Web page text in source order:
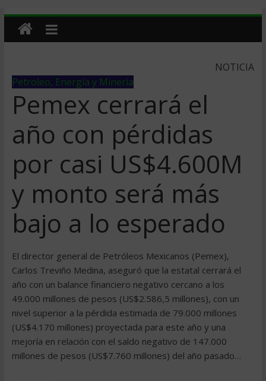
NOTICIA
Petroleo, Energia y Mineria
Pemex cerrará el
año con pérdidas
por casi US$4.600M
y monto será más
bajo a lo esperado
El director general de Petróleos Mexicanos (Pemex),
Carlos Treviño Medina, aseguró que la estatal cerrará el
año con un balance financiero negativo cercano a los
49.000 millones de pesos (US$2.586,5 millones), con un
nivel superior a la pérdida estimada de 79.000 millones
(US$4.170 millones) proyectada para este año y una
mejoría en relación con el saldo negativo de 147.000
millones de pesos (US$7.760 millones) del año pasado…